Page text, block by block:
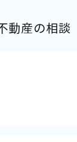
動産の相談